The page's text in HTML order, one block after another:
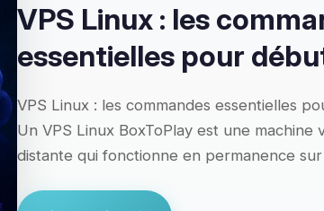
VPS Linux : les
essentielles pour
VPS Linux : les commandes essentielles
Un VPS Linux BoxToPlay est une machine
distante qui fonctionne en permanence